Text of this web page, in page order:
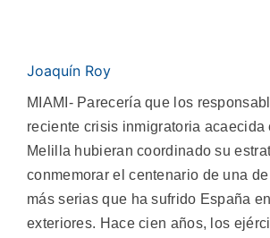
Joaquín Roy
MIAMI- Parecería que los
reciente crisis inmigratoria acaecida
Melilla hubieran coordinado su
conmemorar el centenario de una
más serias que ha sufrido España
exteriores. Hace cien años, los